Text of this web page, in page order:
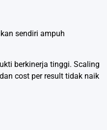
sendiri ampuh
berkinerja tinggi. Scaling
cost per result tidak naik